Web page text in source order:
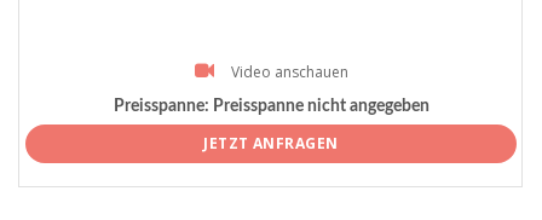
Video anschauen
Preisspanne: Preisspanne nicht angegeben
JETZT ANFRAGEN